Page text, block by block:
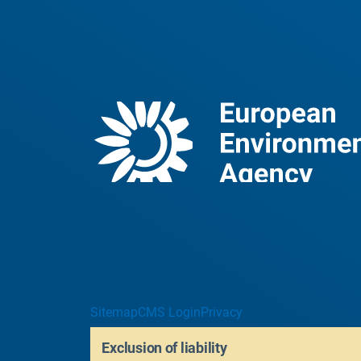
SitemapCMS LoginPrivacy
Exclusion of liability